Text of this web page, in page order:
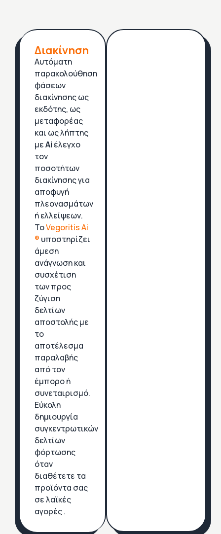
Διακίνηση
Αυτόματη
παρακολούθηση
φάσεων
διακίνησης ως
εκδότης, ως
μεταφορέας
και ως λήπτης
μεAi έλεγχο
τον
ποσοτήτων
διακίνησης για
αποφυγή
πλεονασμάτων
ή ελλείψεων.
ΤοVegoritis Ai
® υποστηρίζει
άμεση
ανάγνωση και
συσχέτιση
των προς
ζύγιση
δελτίων
αποστολής με
το
αποτέλεσμα
παραλαβής
από τον
έμπορο ή
συνεταιρισμό.
Εύκολη
δημιουργία
συγκεντρωτικών
δελτίων
φόρτωσης
όταν
διαθέτετε τα
προϊόντα σας
σε λαϊκές
αγορές .